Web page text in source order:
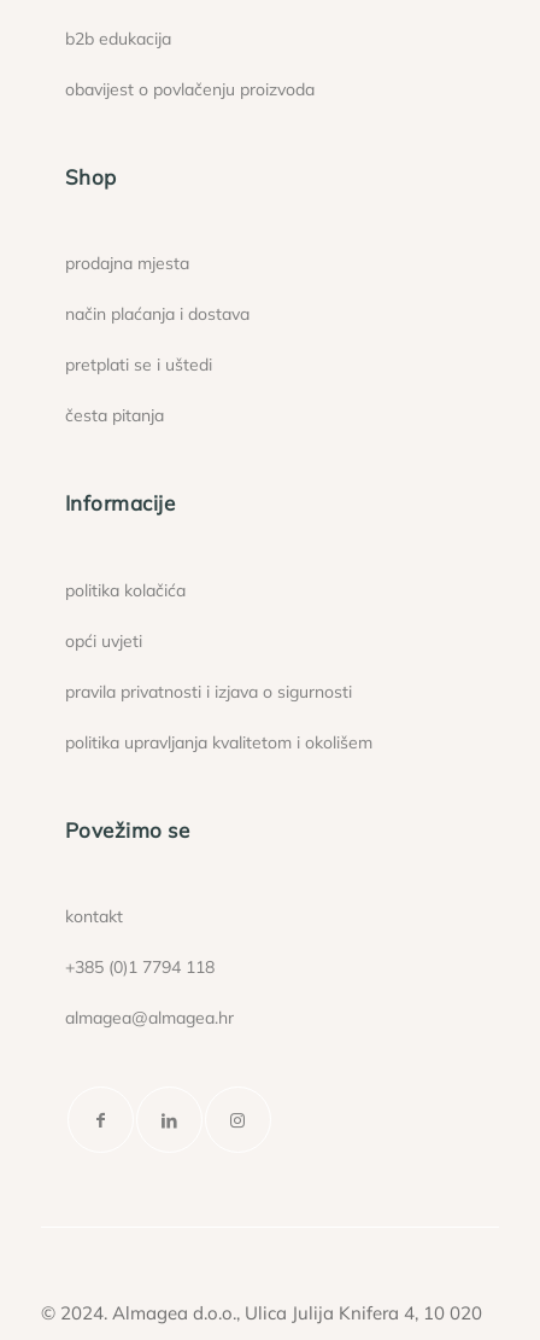
b2b edukacija
obavijest o povlačenju proizvoda
Shop
prodajna mjesta
način plaćanja i dostava
pretplati se i uštedi
česta pitanja
Informacije
politika kolačića
opći uvjeti
pravila privatnosti i izjava o sigurnosti
politika upravljanja kvalitetom i okolišem
Povežimo se
kontakt
+385 (0)1 7794 118
almagea@almagea.hr
© 2024. Almagea d.o.o., Ulica Julija Knifera 4, 10 020